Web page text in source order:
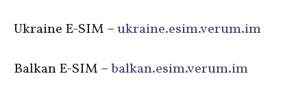
Ukraine E-SIM –ukraine.esim.verum.im
Balkan E-SIM –balkan.esim.verum.im